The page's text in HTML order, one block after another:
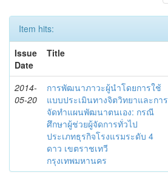
Item hits:
Issue
Date
Title
2014-
05-20
การพัฒนาภาวะผู้นำโดยการใช้
แบบประเมินทางจิตวิทยาและการ
จัดทำแผนพัฒนาตนเอง: กรณี
ศึกษาผู้ช่วยผู้จัดการทั่วไป
ประเภทธุรกิจโรงแรมระดับ 4
ดาว เขตราชเทวี
กรุงเทพมหานคร